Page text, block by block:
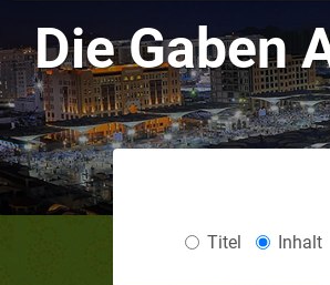
Die Gaben
Titel Inhalt